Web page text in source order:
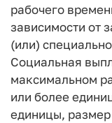
рабочего
зависимости от
(или)
Социальная
максимальном
или более
единицы,